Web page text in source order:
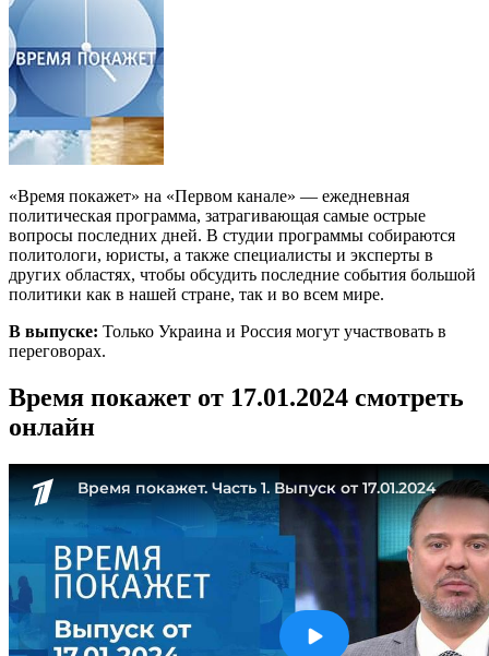
«Время покажет» на «Первом канале» — ежедневная
политическая программа, затрагивающая самые острые
вопросы последних дней. В студии программы собираются
политологи, юристы, а также специалисты и эксперты в
других областях, чтобы обсудить последние события большой
политики как в нашей стране, так и во всем мире.
В выпуске: Только Украина и Россия могут участвовать в
переговорах.
Время покажет от 17.01.2024 смотреть
онлайн